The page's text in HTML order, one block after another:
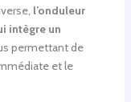
l’onduleur
intègre un
permettant de
et le